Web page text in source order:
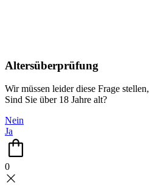
Altersüberprüfung
Wir müssen leider diese Frage stellen,
Sind Sie über 18 Jahre alt?
Nein
Ja
0